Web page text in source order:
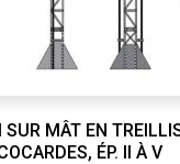
MÂT EN
ÉP. II À V